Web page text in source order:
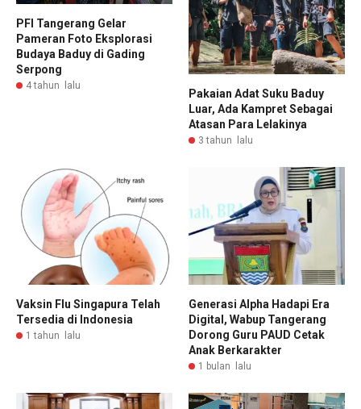
PFI Tangerang Gelar
Pameran Foto Eksplorasi
Budaya Baduy di Gading
Serpong
4 tahun lalu
Pakaian Adat Suku Baduy
Luar, Ada Kampret Sebagai
Atasan Para Lelakinya
3 tahun lalu
Vaksin Flu Singapura Telah
Tersedia di Indonesia
1 tahun lalu
Generasi Alpha Hadapi Era
Digital, Wabup Tangerang
Dorong Guru PAUD Cetak
Anak Berkarakter
1 bulan lalu